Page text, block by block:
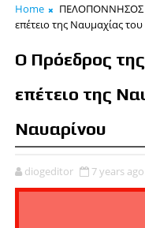
Home ΠΕΛΟΠΟΝΝΗΣΟΣ
επέτειο της Ναυμαχίας
Ο Πρόεδρος
επέτειο της
Ναυαρίνου
diogeditor 7 years ago